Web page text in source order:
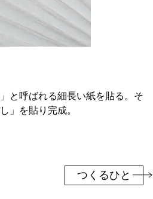
と呼ばれる細長い紙を貼る。そ
」を貼り完成。
つくるひと